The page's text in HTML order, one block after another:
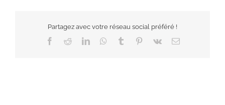
Partagez avec votre réseau social préféré !
Facebook
RedditLinkedInWhatsApp
Tumblr Pinterest
Vk Email